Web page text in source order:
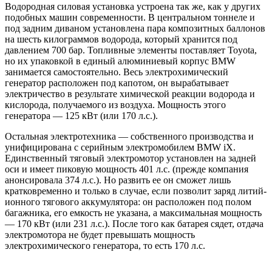
Водородная силовая установка устроена так же, как у других
подобных машин современности. В центральном тоннеле и
под задним диваном установлена пара композитных баллонов
на шесть килограммов водорода, который хранится под
давлением 700 бар. Топливные элементы поставляет Toyota,
но их упаковкой в единый алюминиевый корпус BMW
занимается самостоятельно. Весь электрохимический
генератор расположен под капотом, он вырабатывает
электричество в результате химической реакции водорода и
кислорода, получаемого из воздуха. Мощность этого
генератора — 125 кВт (или 170 л.с.).
Остальная электротехника — собственного производства и
унифицирована с серийным электромобилем BMW iX.
Единственный тяговый электромотор установлен на задней
оси и имеет пиковую мощность 401 л.с. (прежде компания
анонсировала 374 л.с.). Но развить ее он сможет лишь
кратковременно и только в случае, если позволит заряд литий-
ионного тягового аккумулятора: он расположен под полом
багажника, его емкость не указана, а максимальная мощность
— 170 кВт (или 231 л.с.). После того как батарея сядет, отдача
электромотора не будет превышать мощность
электрохимического генератора, то есть 170 л.с.